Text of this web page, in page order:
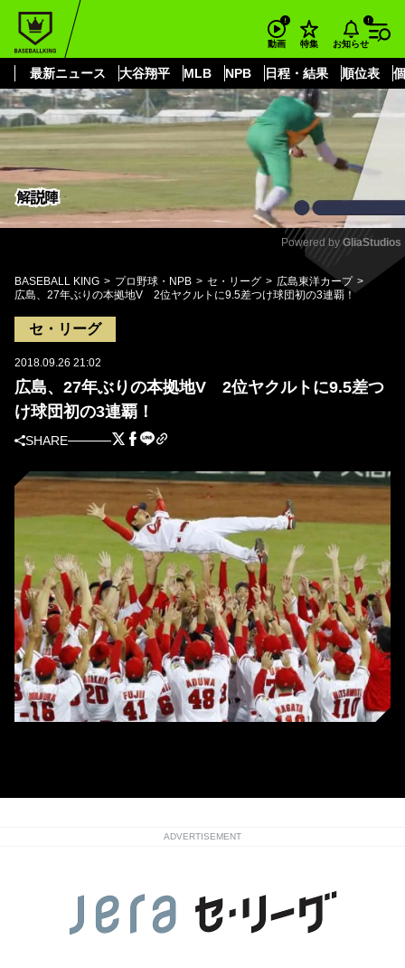
動画 特集 お知らせ
最新ニュース 大谷翔平 MLB NPB 日程・結果 順位表
もっと見る
Mute
Powered by GliaStudios
BASEBALL KING プロ野球・NPB セ・リーグ
広島東洋カープ
広島、27年ぶりの本拠地V 2位ヤクルトに9.5差つけ球団初の3連覇！
セ・リーグ
2018.09.26 21:02
広島、27年ぶりの本拠地V 2位ヤクルトに9.5差つ
け球団初の3連覇！
SHARE
ADVERTISEMENT